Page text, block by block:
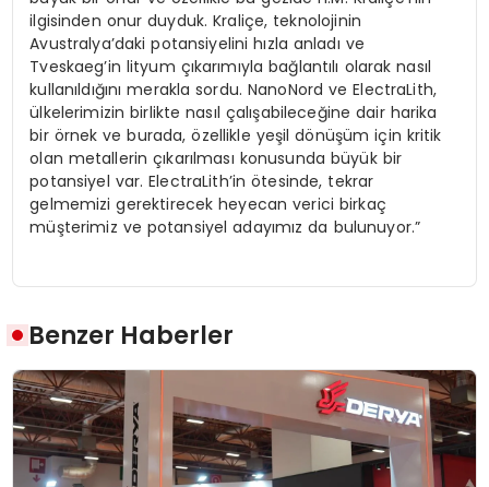
ilgisinden onur duyduk. Kraliçe, teknolojinin
Avustralya’daki potansiyelini hızla anladı ve
Tveskaeg’in lityum çıkarımıyla bağlantılı olarak nasıl
kullanıldığını merakla sordu. NanoNord ve ElectraLith,
ülkelerimizin birlikte nasıl çalışabileceğine dair harika
bir örnek ve burada, özellikle yeşil dönüşüm için kritik
olan metallerin çıkarılması konusunda büyük bir
potansiyel var. ElectraLith’in ötesinde, tekrar
gelmemizi gerektirecek heyecan verici birkaç
müşterimiz ve potansiyel adayımız da bulunuyor.”
Benzer Haberler